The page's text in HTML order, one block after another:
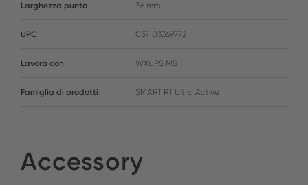
Larghezza punta 7.6 mm
UPC 037103369772
Lavora con WXUPS MS
Famiglia di prodotti SMART RT Ultra Active
Accessory